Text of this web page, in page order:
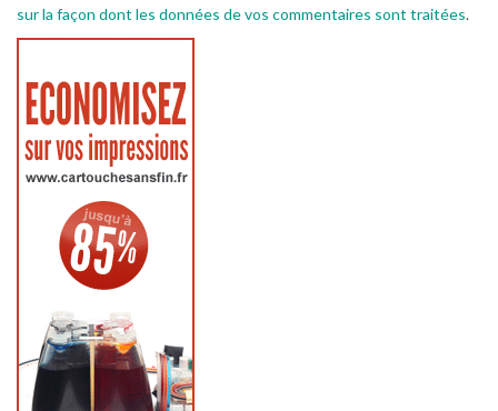
sur la façon dont les données de vos commentaires sont traitées.